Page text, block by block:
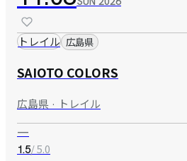
トレイル 広島県
SAIOTO COLORS
広島県 · トレイル
—
1.5/ 5.0